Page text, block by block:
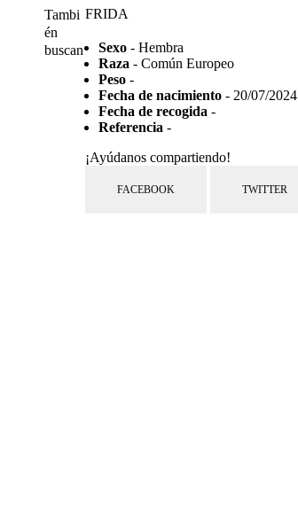
FRIDA
Sexo- Hembra
Raza - Común Europeo
Peso-
Fecha de nacimiento- 20/07/2024
Fecha de recogida -
Referencia -
¡Ayúdanos compartiendo!
FACEBOOK TWITTER
Tambi
én
buscan